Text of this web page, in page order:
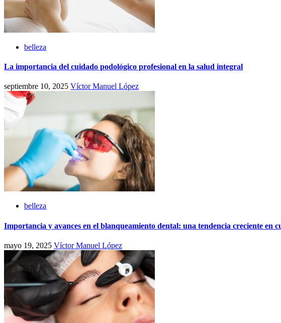
belleza
La importancia del cuidado podológico profesional en la salud integral
septiembre 10, 2025 Víctor Manuel López
belleza
Importancia y avances en el blanqueamiento dental: una tendencia creciente en
mayo 19, 2025 Víctor Manuel López